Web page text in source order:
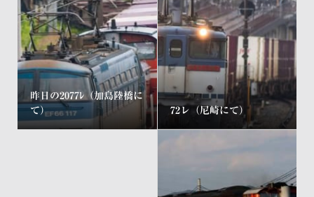
昨日の2077ﾚ（加島陸橋に
て）
72レ（尼崎にて）